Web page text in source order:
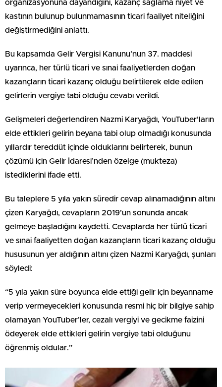
organizasyonuna dayandığını, kazanç sağlama niyet ve
kastının bulunup bulunmamasının ticari faaliyet niteliğini
değiştirmediğini anlattı.
Bu kapsamda Gelir Vergisi Kanunu’nun 37. maddesi
uyarınca, her türlü ticari ve sınai faaliyetlerden doğan
kazançların ticari kazanç olduğu belirtilerek elde edilen
gelirlerin vergiye tabi olduğu cevabı verildi.
Gelişmeleri değerlendiren Nazmi Karyağdı, YouTuber’ların
elde ettikleri gelirin beyana tabi olup olmadığı konusunda
yıllardır tereddüt içinde olduklarını belirterek, bunun
çözümü için Gelir İdaresi’nden özelge (mukteza)
istediklerini ifade etti.
Bu taleplere 5 yıla yakın süredir cevap alınamadığının altını
çizen Karyağdı, cevapların 2019’un sonunda ancak
gelmeye başladığını kaydetti. Cevaplarda her türlü ticari
ve sınai faaliyetten doğan kazançların ticari kazanç olduğu
hususunun yer aldığının altını çizen Nazmi Karyağdı, şunları
söyledi:
“5 yıla yakın süre boyunca elde ettiği gelir için beyanname
verip vermeyecekleri konusunda resmi hiç bir bilgiye sahip
olamayan YouTuber’ler, cezalı vergiyi ve gecikme faizini
ödeyerek elde ettikleri gelirin vergiye tabi olduğunu
öğrenmiş oldular.”